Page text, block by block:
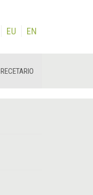
EU EN
RECETARIO